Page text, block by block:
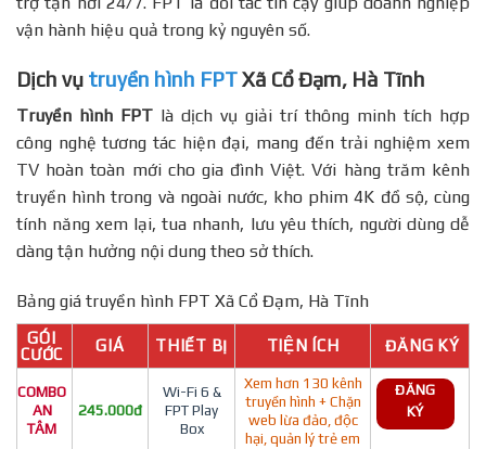
vận hành hiệu quả trong kỷ nguyên số.
Dịch vụ truyền hình FPTXã Cổ Đạm, Hà Tĩnh
Truyền hình FPT là dịch vụ giải trí thông minh tích hợp
công nghệ tương tác hiện đại, mang đến trải nghiệm xem
TV hoàn toàn mới cho gia đình Việt. Với hàng trăm kênh
truyền hình trong và ngoài nước, kho phim 4K đồ sộ, cùng
tính năng xem lại, tua nhanh, lưu yêu thích, người dùng dễ
dàng tận hưởng nội dung theo sở thích.
Bảng giá truyền hình FPT Xã Cổ Đạm, Hà Tĩnh
GÓI
CƯỚC
GIÁ THIẾT BỊ TIỆN ÍCH ĐĂNG KÝ
COMBO
AN
TÂM
245.000đ
Wi-Fi 6 &
FPT Play
Box
Xem hơn 130 kênh
truyền hình + Chặn
web lừa đảo, độc
hại, quản lý trẻ em
ĐĂNG
KÝ